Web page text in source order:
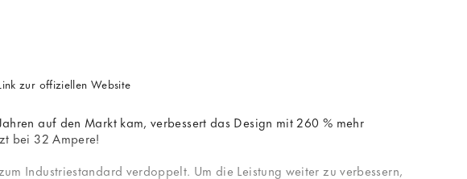
auf den Markt kam, verbessert das Design mit 260 % mehr
bei 32 Ampere!
Industriestandard verdoppelt. Um die Leistung weiter zu verbessern,
zur offiziellen Website